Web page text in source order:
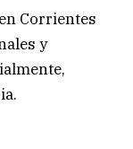
Corrientes
y